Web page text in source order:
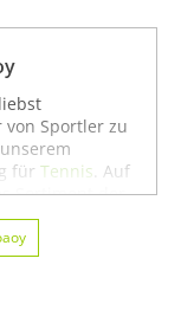
von Sportler zu
für Tennis . Auf
Sortiment der
Du
zum Beispiel
Aoaoy
unserer Seite